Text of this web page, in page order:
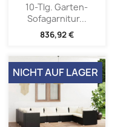
10-Tlg. Garten-
Sofagarnitur...
836,92 €
NICHT AUF LAGER